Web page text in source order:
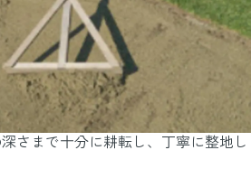
さまで十分に耕転し、丁寧に整地し